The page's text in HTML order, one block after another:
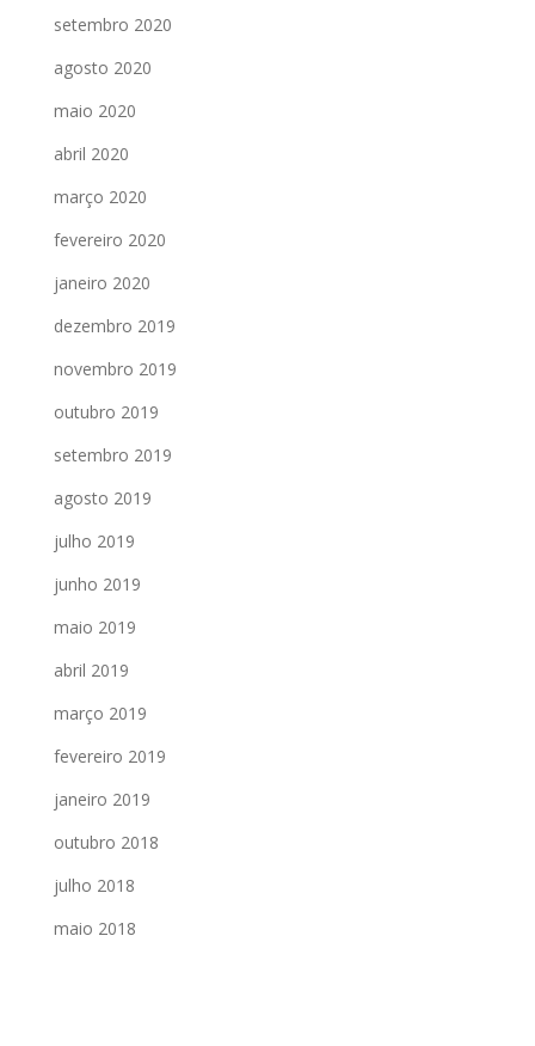
setembro 2020
agosto 2020
maio 2020
abril 2020
março 2020
fevereiro 2020
janeiro 2020
dezembro 2019
novembro 2019
outubro 2019
setembro 2019
agosto 2019
julho 2019
junho 2019
maio 2019
abril 2019
março 2019
fevereiro 2019
janeiro 2019
outubro 2018
julho 2018
maio 2018